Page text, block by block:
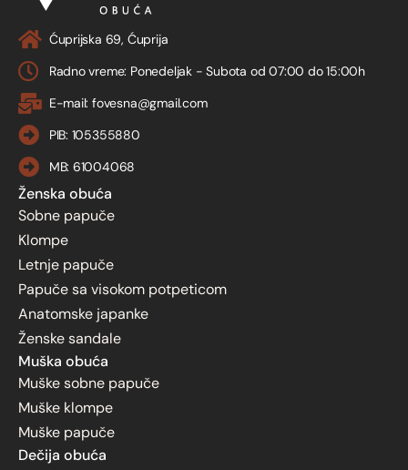
Ćuprijska 69, Ćuprija
Radno vreme: Ponedeljak - Subota od 07:00 do 15:00h
E-mail: fovesna@gmail.com
PIB: 105355880
MB: 61004068
Ženska obuća
Sobne papuče
Klompe
Letnje papuče
Papuče sa visokom potpeticom
Anatomske japanke
Ženske sandale
Muška obuća
Muške sobne papuče
Muške klompe
Muške papuče
Dečija obuća